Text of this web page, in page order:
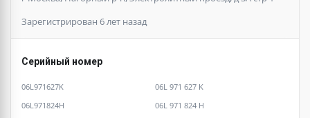
Зарегистрирован 6 лет назад
Серийный номер
06L971627K
06L 971 627 K
06L971824H
06L 971 824 H